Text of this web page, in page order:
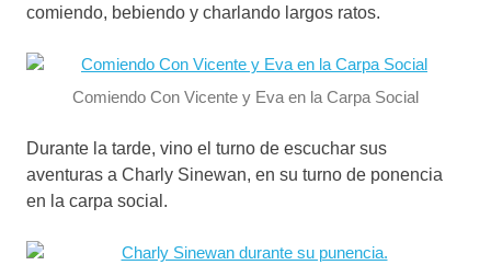
comiendo, bebiendo y charlando largos ratos.
Comiendo Con Vicente y Eva en la Carpa Social
Durante la tarde, vino el turno de escuchar sus
aventuras a Charly Sinewan, en su turno de ponencia
en la carpa social.